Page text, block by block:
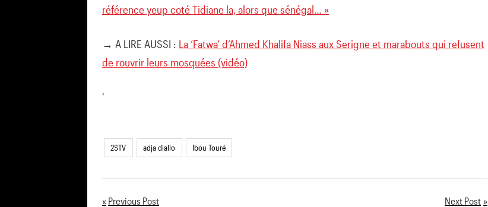
référence yeup coté Tidiane la, alors que sénégal… »
→ A LIRE AUSSI : La ‘Fatwa’ d’Ahmed Khalifa Niass aux Serigne et marabouts qui refusent
de rouvrir leurs mosquées (vidéo)
'
2STV adja diallo Ibou Touré
Previous Post Next Post